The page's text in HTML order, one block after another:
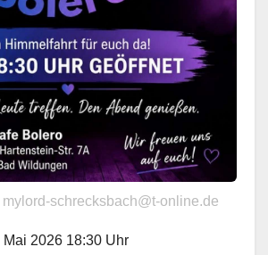
schrecksbach@t-online.de
Mai 2026 18:30 Uhr